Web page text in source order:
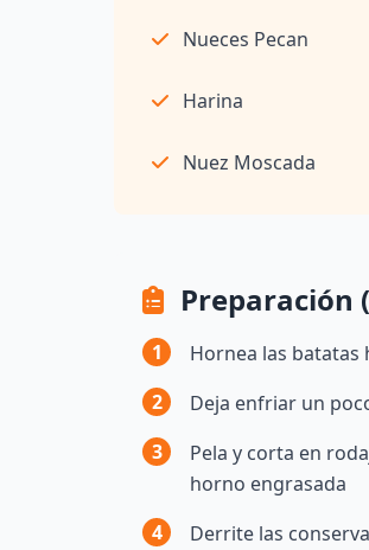
Nueces Pecan
Harina
Nuez Moscada
Preparación
1
Hornea las batatas
2
Deja enfriar un
3
Pela y corta en
horno engrasada
4
Derrite las